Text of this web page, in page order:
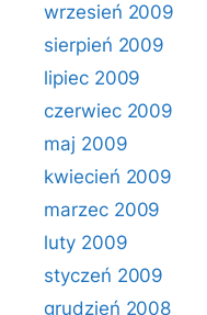
wrzesień 2009
sierpień 2009
lipiec 2009
czerwiec 2009
maj 2009
kwiecień 2009
marzec 2009
luty 2009
styczeń 2009
grudzień 2008